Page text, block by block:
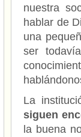
nuestra
hablar de
una
ser
La
siguen
la buena